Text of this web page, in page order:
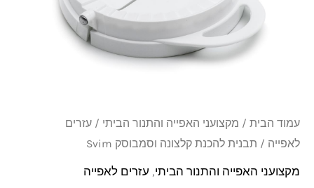
עמוד הבית / מקצועני האפייה והתנור הביתי / עזרים
לאפייה / תבנית להכנת קלצונה וסמבוסק Svim
מקצועני האפייה והתנור הביתי, עזרים לאפייה